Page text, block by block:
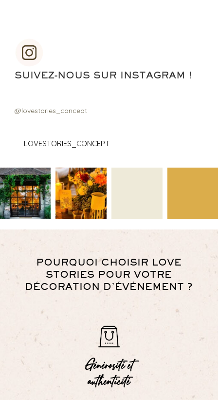
SUIVEZ-NOUS SUR INSTAGRAM !
@lovestories_concept
LOVESTORIES_CONCEPT
POURQUOI CHOISIR LOVE
STORIES POUR VOTRE
DÉCORATION D’ÉVÉNEMENT ?
Générosité et
authenticité